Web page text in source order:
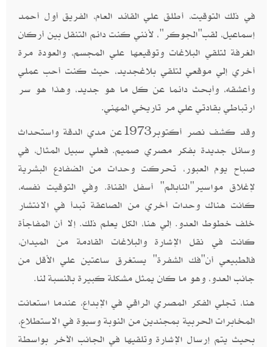
في ذلك التوقيت، أطلق علي القائد العام، الفريق أول أحمد
إسماعيل، لقب"الجوكر"، لأنني كنت دائم التنقل بين أركان
الغرفة لتلقي البلاغات وتوقيعها علي المجسم، والعودة مرة
أخري إلي موقعي لتلقي بلاغجديد، حيث كنت أحب عملي
وأعشقه، وأبحث دائما عن كل ما هو جديد، وهذا هو سر
ارتباطي بقادتي علي مر تاريخي المهني.
وقد كشف نصر أكتوبر1973عن مدي الدقة واستحداث
وسائل جديدة بفكر مصري صميم. فعلي سبيل المثال، في
صباح يوم العبور، تحركت وحدات من الضفادع البشرية
لإغلاق مواسير"النابالم" أسفل القناة. وفي التوقيت نفسه،
كانت هناك وحدات أخري من الصاعقة تبدأ في الانتشار
خلف خطوط العدو. إلي هنا، الكل يعلم ذلك. إلا أن المفاجأة
كانت في نقل الإشارة والبلاغات القادمة من الميدان،
فالطبيعي أن"فك الشفرة" يستغرق ساعتين علي الأقل من
جانب العدو، وهو ما كان يمثل مشكلة كبيرة بالنسبة لنا.
هنا، تجلي الفكر المصري الراقي في الإبداع، عندما استعانت
المخابرات الحربية بمجندين من النوبة وسيوة في الاستطلاع،
بحيث يتم إرسال الإشارة وتلقيها في الجانب الآخر بواسطة